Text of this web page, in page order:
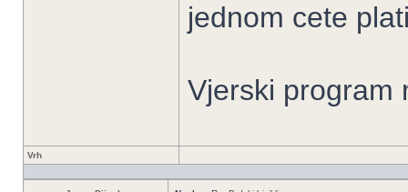
jednom cete
Vjerski program
Vrh